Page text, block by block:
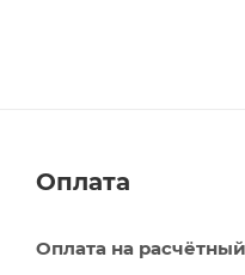
Оплата
Оплата на